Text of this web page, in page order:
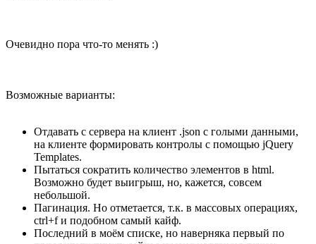
Очевидно пора что-то менять :)
Возможные варианты:
Отдавать с сервера на клиент .json с голыми данными,
на клиенте формировать контролы с помощью jQuery
Templates.
Пытаться сократить количество элементов в html.
Возможно будет выигрыш, но, кажется, совсем
небольшой.
Пагинация. Но отметается, т.к. в массовых операциях,
ctrl+f и подобном самый кайф.
Последний в моём списке, но наверняка первый по